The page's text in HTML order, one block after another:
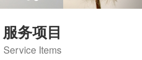
服务项目
Service Items